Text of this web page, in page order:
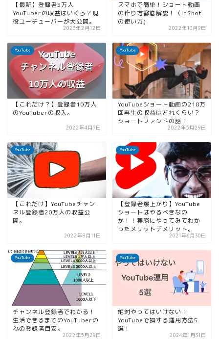
【最新】登録者5万人
YouTuberの収益はいくら？現
役ユーチューバーが大公開。
2023年2月12日
スマホで簡単！ショート動画
の作り方徹底解説！（InShot
の使い方)
2022年10月9日
YouTube
【これだけ？】登録者10万人
のYouTuberの収入。
2022年4月7日
YouTube
YouTubeショート動画の218万
回再生の収益はどれくらい？
ショートファンドの話！
2022年5月29日
YouTube
【これだけ】YouTubeチャン
ネル登録者20万人の収益公
開。
2022年8月11日
YouTube
【登録者爆上がり】YouTube
ショートはやるべきなの
か！！実際にやってみてわか
ったメリットデメリット。
2021年6月30日
YouTube
チャンネル登録者でわかる！
生活できるまでのYouTuberの
為の登録者目安。
2022年5月29日
YouTube
絶対やってはいけない！
YouTubeで損する運用方法5
選！
2024年1月31日